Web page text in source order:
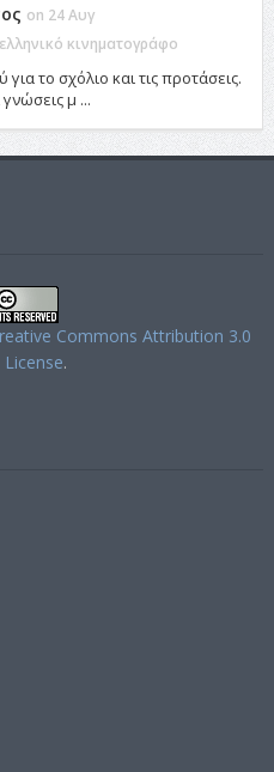
on 24 Αυγ
κινηματογράφο
το σχόλιο και τις προτάσεις.
μ ...
Commons Attribution 3.0
License.